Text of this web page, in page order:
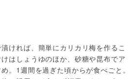
ければ、簡単にカリカリ梅を作るこ
はしょうゆのほか、砂糖や昆布でア
。1週間を過ぎた頃からが食べごと。